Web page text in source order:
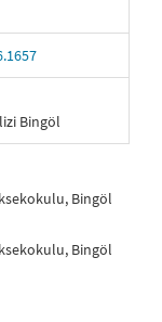
Bingöl
Bingöl
Bingöl